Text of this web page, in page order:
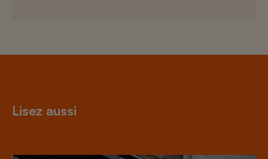
Lisez aussi